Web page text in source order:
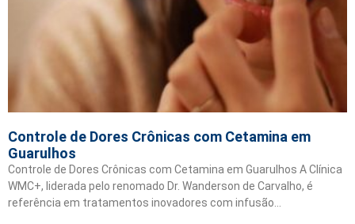
Controle de Dores Crônicas com Cetamina em
Guarulhos
Controle de Dores Crônicas com Cetamina em Guarulhos A Clínica
WMC+, liderada pelo renomado Dr. Wanderson de Carvalho, é
referência em tratamentos inovadores com infusão…